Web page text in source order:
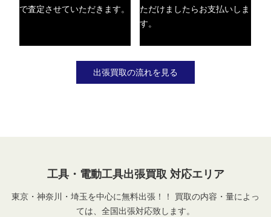
で査定させていただきます。
ただけましたらお支払いしま
す。
出張買取の流れを見る
工具・電動工具出張買取 対応エリア
東京・神奈川・埼玉を中心に無料出張！！ 買取の内容・量によっ
ては、全国出張対応致します。